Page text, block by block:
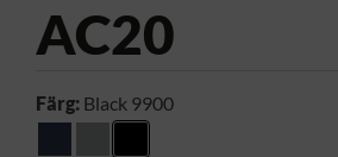
AC20
Färg: Black 9900